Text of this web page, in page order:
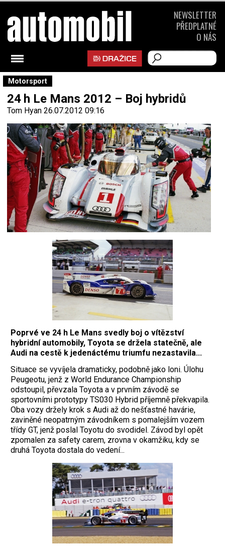
Motorsport
24 h Le Mans 2012 – Boj hybridů
Tom Hyan 26.07.2012 09:16
Poprvé ve 24 h Le Mans svedly boj o vítězství
hybridní automobily, Toyota se držela statečně, ale
Audi na cestě k jedenáctému triumfu nezastavila...
Situace se vyvíjela dramaticky, podobně jako loni. Úlohu
Peugeotu, jenž z World Endurance Championship
odstoupil, převzala Toyota a v prvním závodě se
sportovními prototypy TS030 Hybrid příjemně překvapila.
Oba vozy držely krok s Audi až do nešťastné havárie,
zaviněné neopatrným závodníkem s pomalejším vozem
třídy GT, jenž poslal Toyotu do svo­didel. Závod byl opět
zpomalen za safety carem, zrovna v okamžiku, kdy se
druhá Toyota dostala do vedení...
NEWSLETTER
PŘEDPLATNÉ
O NÁS